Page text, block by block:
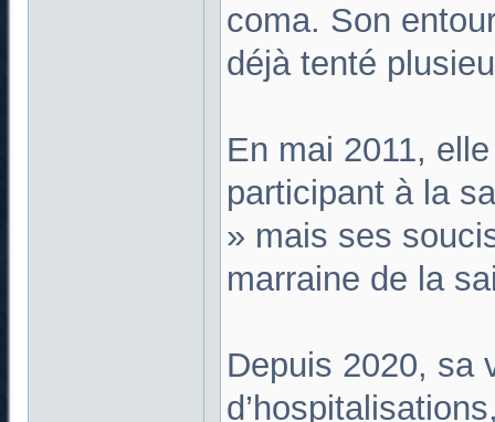
coma. Son
déjà tenté
En mai 2011,
participant à la
» mais ses
marraine de la
Depuis 2020, sa